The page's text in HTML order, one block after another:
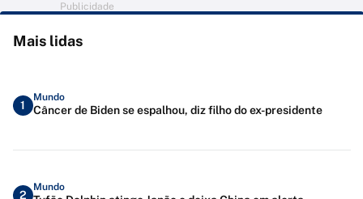
Publicidade
Mais lidas
1
Mundo
Câncer de Biden se espalhou, diz filho do ex-presidente
2
Mundo